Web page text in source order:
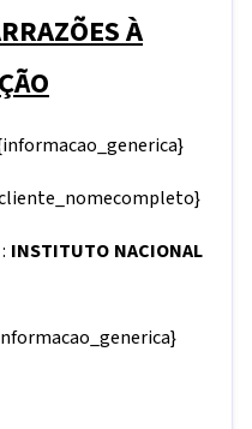
À
INSTITUTO NACIONAL